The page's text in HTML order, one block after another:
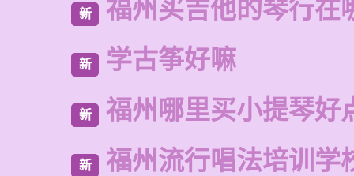
新 福州买吉他的琴行在
新 学古筝好嘛
新 福州哪里买小提琴好
新 福州流行唱法培训学